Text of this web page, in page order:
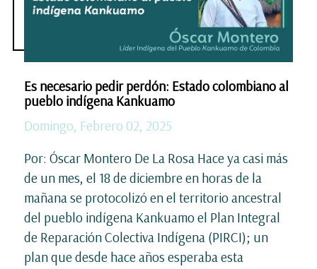
Es necesario pedir perdón: Estado colombiano al
pueblo indígena Kankuamo
Domingo, Febrero 02, 2025
Por: Óscar Montero De La Rosa Hace ya casi más
de un mes, el 18 de diciembre en horas de la
mañana se protocolizó en el territorio ancestral
del pueblo indígena Kankuamo el Plan Integral
de Reparación Colectiva Indígena (PIRCI); un
plan que desde hace años esperaba esta